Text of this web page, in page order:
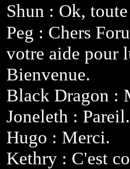
Shun : Ok,
Peg : Chers
votre aide pour
Bienvenue.
Black Dragon :
Joneleth : Pareil.
Hugo : Merci.
Kethry : C'est